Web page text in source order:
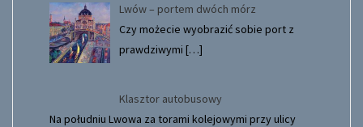
Lwów – portem dwóch mórz
Czy możecie wyobrazić sobie port z
prawdziwymi […]
Klasztor autobusowy
Na południu Lwowa za torami kolejowymi przy ulicy